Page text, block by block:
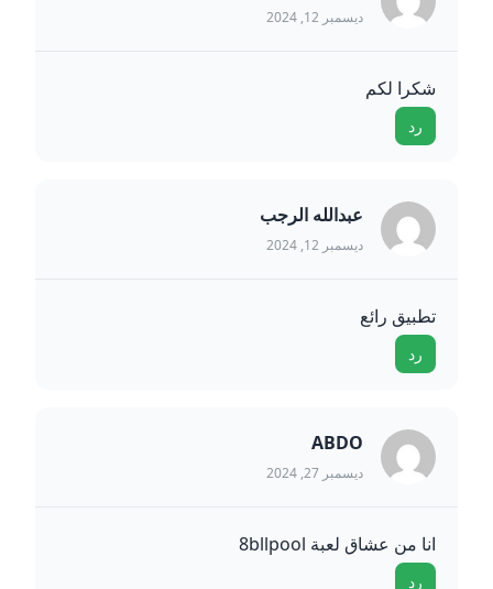
ديسمبر 12, 2024
شكرا لكم
رد
عبدالله الرجب
ديسمبر 12, 2024
تطبيق رائع
رد
ABDO
ديسمبر 27, 2024
انا من عشاق لعبة 8bllpool
رد